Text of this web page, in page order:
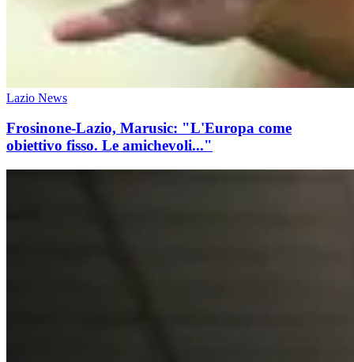
Lazio News
Frosinone-Lazio, Marusic: "L'Europa come
obiettivo fisso. Le amichevoli..."